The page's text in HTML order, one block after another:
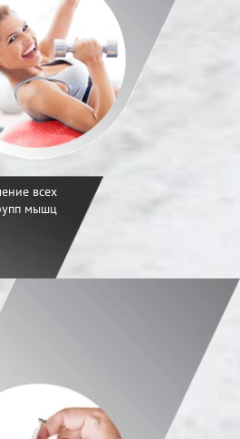
всех
мышц